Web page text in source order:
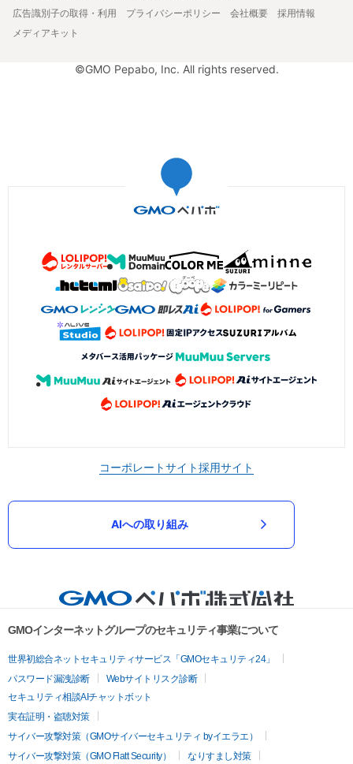
広告識別子の取得・利用
プライバシーポリシー 会社概要
採用情報
メディアキット
©GMO Pepabo, Inc. All rights reserved.
コーポレートサイト採用サイト
AIへの取り組み
GMOインターネットグループのセキュリティ事業について
世界初総合ネットセキュリティサービス「GMOセキュリティ24」
パスワード漏洩診断
Webサイトリスク診断
セキュリティ相談AIチャットボット
実在証明・盗聴対策
サイバー攻撃対策（GMOサイバーセキュリティ byイエラエ）
サイバー攻撃対策（GMO Flatt Security）
なりすまし対策